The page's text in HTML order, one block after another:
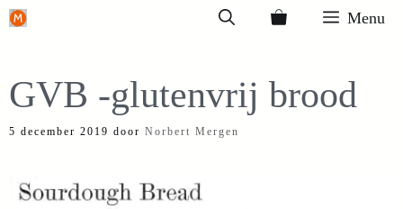
Ga
inhoud
Menu
GVB -glutenvrij brood
5 december 2019 door Norbert Mergen